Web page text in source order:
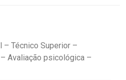
– Técnico Superior –
Avaliação psicológica –